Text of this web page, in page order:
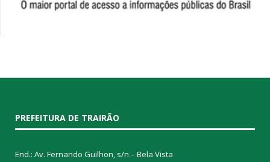
PREFEITURA DE TRAIRÃO
End.: Av. Fernando Guilhon, s/n – Bela Vista